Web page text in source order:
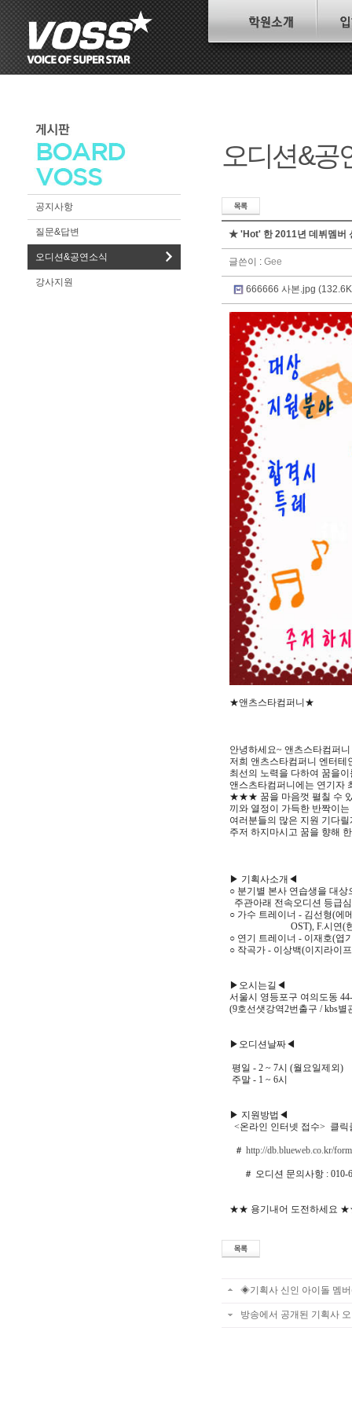
공지사항
질문&답변
오디션&공연소식
강사지원
오디션&공
★ 'Hot' 한 2011년 데뷔멤버
글쓴이 : Gee
666666 사본.jpg
★앤츠스타컴퍼니★
안녕하세요~ 앤츠스타컴퍼
저희 앤츠스타컴퍼니 엔터테
최선의 노력을 다하여 꿈을
앤스츠타컴퍼니에는 연기자
★★★ 꿈을 마음껏 펼칠 수
끼와 열정이 가득한 반짝이
여러분들의 많은 지원 기다
주저 하지마시고 꿈을 향해
▶ 기획사소개◀
○ 분기별 본사 연습생을 대
주관아래 전속오디션 등급
○ 가수 트레이너 - 김선형(에
OST), F.시연(현직
○ 연기 트레이너 - 이재호(엽
○ 작곡가 - 이상백(이지라이
▶오시는길◀
서울시 영등포구 여의도동
(9호선샛강역2번출구 / kbs별
▶오디션날짜◀
평일 - 2 ~ 7시 (월요일제외)
주말 - 1 ~ 6시
▶ 지원방법◀
<온라인 인터넷 접수> 클릭
＃ http://db.blueweb.co.kr/
＃ 오디션 문의사항 : 010-
★★ 용기내어 도전하세요
◈기획사 신인 아이돌 멤
방송에서 공개된 기획사